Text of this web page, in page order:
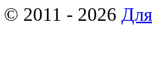
© 2011 - 2026